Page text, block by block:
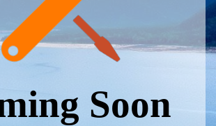
Soon